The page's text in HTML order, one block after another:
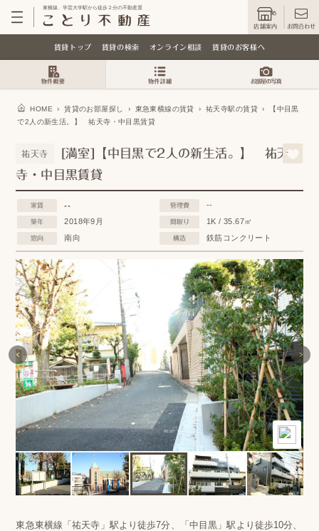
東横線、学芸大学駅から徒歩２分の不動産屋
店舗案内 お問合わせ
賃貸トップ 賃貸の検索 オンライン相談 賃貸のお客様へ
HOME › 賃貸のお部屋探し › 東急東横線の賃貸 › 祐天寺駅の賃貸 ›
【中目黒
で2人の新生活。】 祐天寺・中目黒賃貸
祐天寺
[満室]【中目黒で2人の新生活。】 祐天
寺・中目黒賃貸
家賃 -- 管理費 --
築年 2018年9月 間取り 1K / 35.67㎡
窓向 南向 構造 鉄筋コンクリート
東急東横線「祐天寺」駅より徒歩7分、「中目黒」駅より徒歩10分、